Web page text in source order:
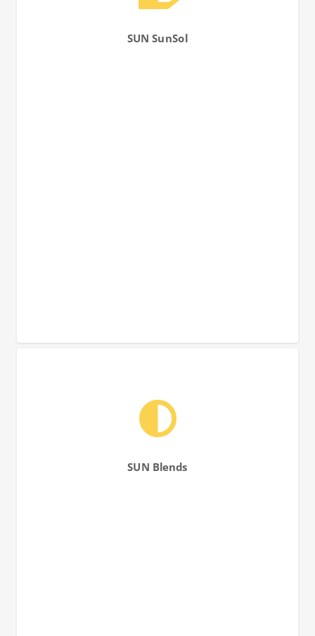
SUN SunSol
SUN Blends